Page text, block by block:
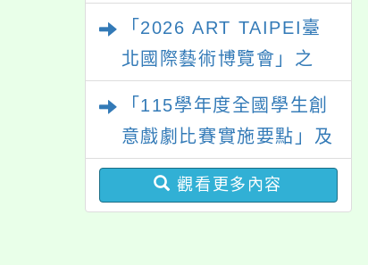
「2026 ART TAIPEI臺
北國際藝術博覽會」之
「115學年度全國學生創
意戲劇比賽實施要點」及
修正內容對照表
觀看更多內容